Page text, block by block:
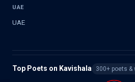
UAE
UAE
Top Poets on Kavishala 300+ poets &